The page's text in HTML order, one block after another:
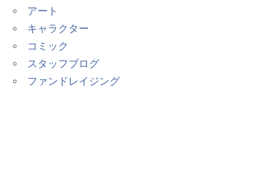
アート
キャラクター
コミック
スタッフブログ
ファンドレイジング